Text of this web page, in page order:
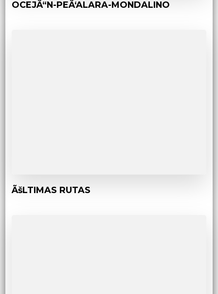
OCEJÃ“N-PEÃ‘ALARA-MONDALINO
ÃšLTIMAS RUTAS